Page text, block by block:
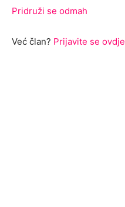
Pridruži se odmah
Već član? Prijavite se ovdje